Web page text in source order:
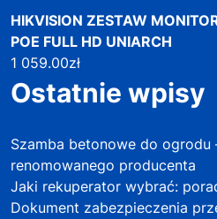
HIKVISION ZESTAW
POE FULL HD UNIARCH
1 059.00zł
Ostatnie wpisy
Szamba betonowe do
renomowanego producenta
Jaki rekuperator wybrać:
Dokument zabezpieczenia